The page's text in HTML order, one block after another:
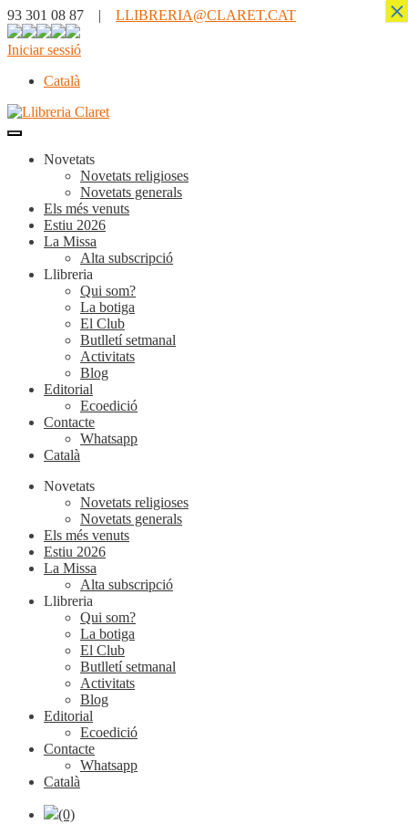
93 301 08 87 | LLIBRERIA@CLARET.CAT
Iniciar sessió
Català
Novetats
Novetats religioses
Novetats generals
Els més venuts
Estiu 2026
La Missa
Alta subscripció
Llibreria
Qui som?
La botiga
El Club
Butlletí setmanal
Activitats
Blog
Editorial
Ecoedició
Contacte
Whatsapp
Català
Novetats
Novetats religioses
Novetats generals
Els més venuts
Estiu 2026
La Missa
Alta subscripció
Llibreria
Qui som?
La botiga
El Club
Butlletí setmanal
Activitats
Blog
Editorial
Ecoedició
Contacte
Whatsapp
Català
(0)
×